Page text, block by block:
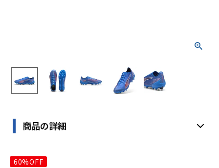
プライバシーポリシー
商品の詳細
60%OFF